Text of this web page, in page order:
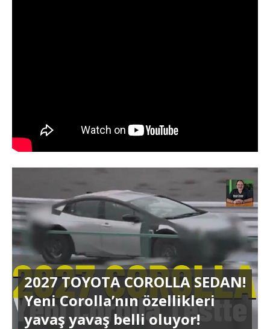
2027 TOYOTA COROLLA SEDAN!
Yeni Corolla’nın özellikleri
yavaş yavaş belli oluyor!